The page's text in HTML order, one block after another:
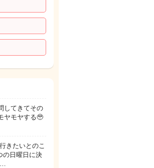
してきてその
ヤモヤする🥹
きたいとのこ
の日曜日に決
…